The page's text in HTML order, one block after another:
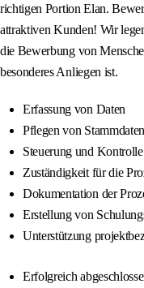
richtigen Portion Elan.
attraktiven Kunden! Wir
die Bewerbung von
besonderes Anliegen ist.
Erfassung von Daten
Pflegen von Stammdaten
Steuerung und
Zuständigkeit für die
Dokumentation der
Erstellung von
Unterstützung
Erfolgreich